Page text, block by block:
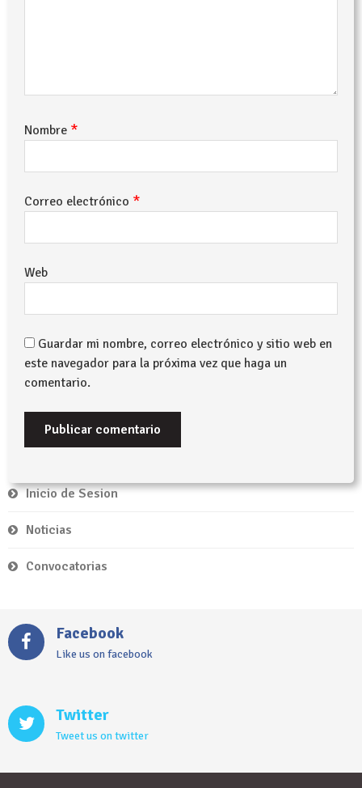
Nombre *
Correo electrónico *
Web
Guardar mi nombre, correo electrónico y sitio web en
este navegador para la próxima vez que haga un
comentario.
Inicio de Sesion
Noticias
Convocatorias
Facebook
Like us on facebook
Twitter
Tweet us on twitter